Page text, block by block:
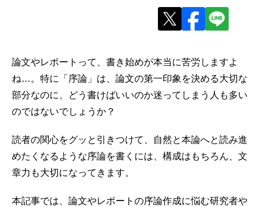
論文やレポートって、書き始めが本当に苦労しますよ
ね…。特に「序論」は、論文の第一印象を決める大切な
部分なのに、どう書けばいいのか迷ってしまう人も多い
のではないでしょうか？
読者の関心をグッと引きつけて、自然と本論へと読み進
めたくなるような序論を書くには、構成はもちろん、文
章力も大切になってきます。
本記事では、論文やレポートの序論作成に悩む研究者や